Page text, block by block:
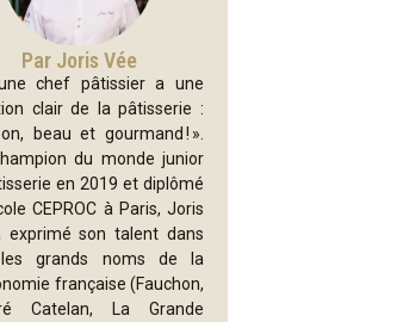
Par Joris Vée
chef pâtissier a une
clair de la pâtisserie :
beau et gourmand ! ».
du monde junior
en 2019 et diplômé
CEPROC à Paris, Joris
exprimé son talent dans
grands noms de la
française (Fauchon,
Catelan, La Grande